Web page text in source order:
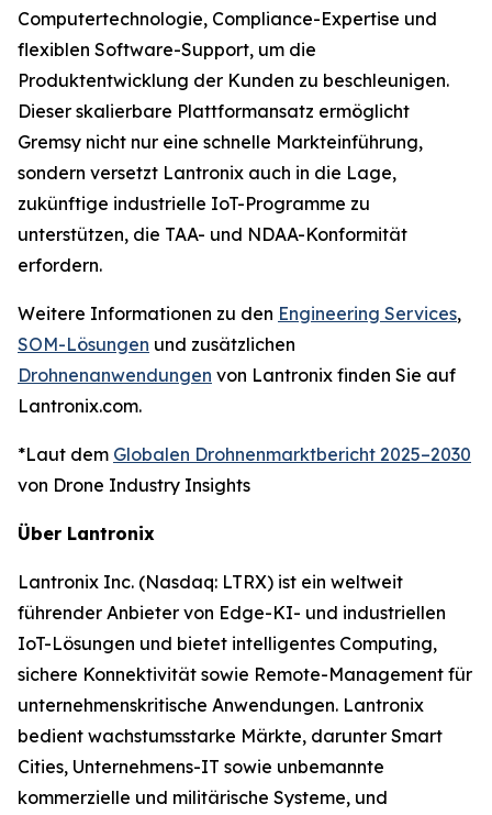
Computertechnologie, Compliance-Expertise und
flexiblen Software-Support, um die
Produktentwicklung der Kunden zu beschleunigen.
Dieser skalierbare Plattformansatz ermöglicht
Gremsy nicht nur eine schnelle Markteinführung,
sondern versetzt Lantronix auch in die Lage,
zukünftige industrielle IoT-Programme zu
unterstützen, die TAA- und NDAA-Konformität
erfordern.
Weitere Informationen zu den Engineering Services,
SOM-Lösungen und zusätzlichen
Drohnenanwendungen von Lantronix finden Sie auf
Lantronix.com.
*Laut dem Globalen Drohnenmarktbericht 2025–2030
von Drone Industry Insights
Über Lantronix
Lantronix Inc. (Nasdaq: LTRX) ist ein weltweit
führender Anbieter von Edge-KI- und industriellen
IoT-Lösungen und bietet intelligentes Computing,
sichere Konnektivität sowie Remote-Management für
unternehmenskritische Anwendungen. Lantronix
bedient wachstumsstarke Märkte, darunter Smart
Cities, Unternehmens-IT sowie unbemannte
kommerzielle und militärische Systeme, und